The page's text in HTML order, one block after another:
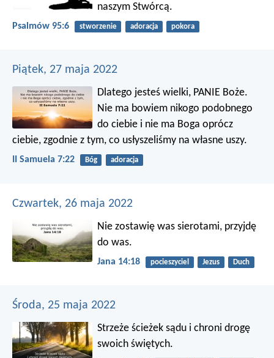
naszym Stwórcą.
Psalmów 95:6 stworzenie adoracja pokora
Piątek, 27 maja 2022
Dlatego jesteś wielki, PANIE Boże.
Nie ma bowiem nikogo podobnego
do ciebie i nie ma Boga oprócz
ciebie, zgodnie z tym, co usłyszeliśmy na własne uszy.
II Samuela 7:22 Bóg adoracja
Czwartek, 26 maja 2022
Nie zostawię was sierotami, przyjdę
do was.
Jana 14:18 pocieszyciel Jezus Duch
Środa, 25 maja 2022
Strzeże ścieżek sądu i chroni drogę
swoich świętych.